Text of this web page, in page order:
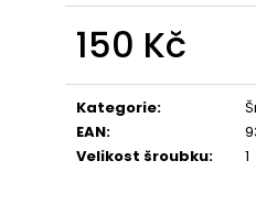
150 Kč
cena:
Kategorie:
EAN:
Velikost šroubku: 1